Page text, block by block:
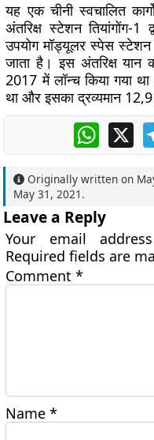
यह एक चीनी स्वचालित
अंतरिक्ष स्टेशन तियांगोंग-1
उपयोग मॉड्यूलर स्पेस
जाता है। इस अंतरिक्ष यान
2017 में लॉन्च किया गया
था और इसका द्रव्यमान
X
Originally written on
May 31, 2021 .
Leave a Reply
Your email
Required fields are
Comment*
Name*